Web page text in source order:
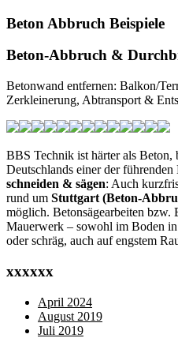
Beton Abbruch Beispiele
Beton-Abbruch &
Betonwand entfernen: Balkon/
Zerkleinerung, Abtransport &
BBS Technik ist härter als Beton,
Deutschlands einer der führenden
schneiden & sägen: Auch
rund um Stuttgart (Beton-
möglich. Betonsägearbeiten bzw.
Mauerwerk – sowohl im Boden
oder schräg, auch auf engstem
xxxxxx
April 2024
August 2019
Juli 2019